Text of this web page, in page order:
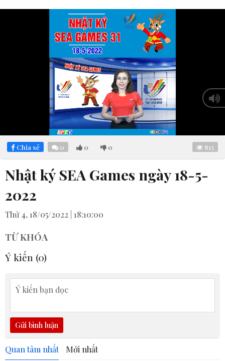
Loaded:
5.18%
Chia sẻ 0 0 0 815
Nhật ký SEA Games ngày 18-5-
2022
Thứ 4, 18/05/2022 | 18:10:00
TỪ KHÓA
Ý kiến (0)
Gửi bình luận
Quan tâm nhất Mới nhất